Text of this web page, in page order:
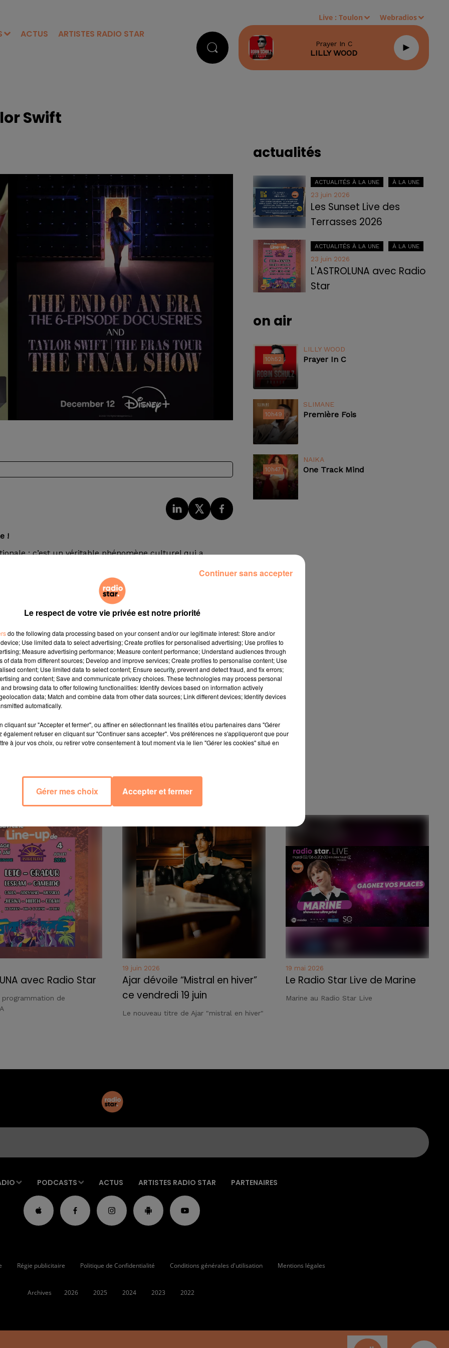
ACTUS ARTISTES RADIO STAR
Live :Toulon Webradios
Prayer In C
LILLY WOOD
Swift
!
: c’est un véritable phénomène culturel qui a
spectaculaires et sa capacité unique à se
intimes et des hymnes de stade,
Taylor Swifta su
? 📺 Le
12 décembre, ne manquez pas la
vous immanquable pour tous les Swifties et les
décor, les moments forts de sa vie d’artiste, mais aussi
Sud vous fait gagner unpack exclusif spécial Taylor Swift!
!
plus de musique, d’émotion et de fun – avec
actualités
ACTUALITÉS À LA UNE À LA UNE
23 juin 2026
Les Sunset Live des
Terrasses 2026
ACTUALITÉS À LA UNE À LA UNE
23 juin 2026
L'ASTROLUNA avec Radio
Star
on air
10h52
10h52
LILLY WOOD
Prayer In C
10h49
10h49
SLIMANE
Première Fois
10h47
10h47
NAIKA
One Track Mind
avec Radio Star
de
19 juin 2026
Ajar dévoile “Mistral en hiver”
ce vendredi 19 juin
Le nouveau titre de Ajar "mistral en hiver"
19 mai 2026
Le Radio Star Live de Marine
Marine au Radio Star Live
PODCASTS ACTUS ARTISTES RADIO STAR PARTENAIRES
Régie publicitaire Politique de Confidentialité Conditions générales d'utilisation Mentions légales
Archives 2026 2025 2024 2023 2022
Le respect de votre vie privée est notre priorité
do the following data processing based on your consent and/or our legitimate interest: Store and/or
Use limited data to select advertising; Create profiles for personalised advertising; Use profiles to
Measure advertising performance; Measure content performance; Understand audiences through
of data from different sources; Develop and improve services; Create profiles to personalise content; Use
content; Use limited data to select content; Ensure security, prevent and detect fraud, and fix errors;
and content; Save and communicate privacy choices. These technologies may process personal
browsing data to offer following functionalities: Identify devices based on information actively
data; Match and combine data from other data sources; Link different devices; Identify devices
automatically.
cliquant sur "Accepter et fermer", ou affiner en sélectionnant les finalités et/ou partenaires dans "Gérer
également refuser en cliquant sur "Continuer sans accepter". Vos préférences ne s'appliqueront que pour
à jour vos choix, ou retirer votre consentement à tout moment via le lien "Gérer les cookies" situé en
Gérer mes choix Accepter et fermer
Continuer sans accepter